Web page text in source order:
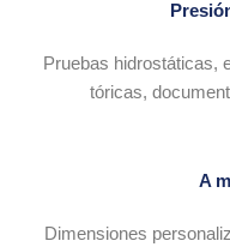
Pruebas hidrostáticas,
tóricas,
A
Dimensiones